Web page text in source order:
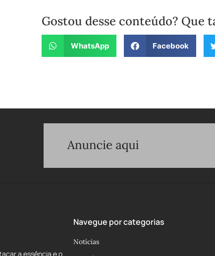
Gostou desse conteúdo? Que
WhatsApp Facebook
a essência e o
Navegue por categorias
Notícias